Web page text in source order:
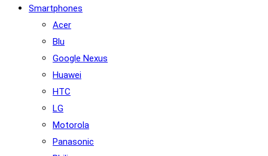
Smartphones
Acer
Blu
Google Nexus
Huawei
HTC
LG
Motorola
Panasonic